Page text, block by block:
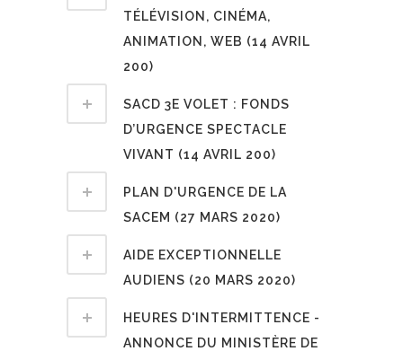
TÉLÉVISION, CINÉMA,
ANIMATION, WEB (14 AVRIL
200)
SACD 3E VOLET : FONDS
D’URGENCE SPECTACLE
VIVANT (14 AVRIL 200)
PLAN D'URGENCE DE LA
SACEM (27 MARS 2020)
AIDE EXCEPTIONNELLE
AUDIENS (20 MARS 2020)
HEURES D'INTERMITTENCE -
ANNONCE DU MINISTÈRE DE